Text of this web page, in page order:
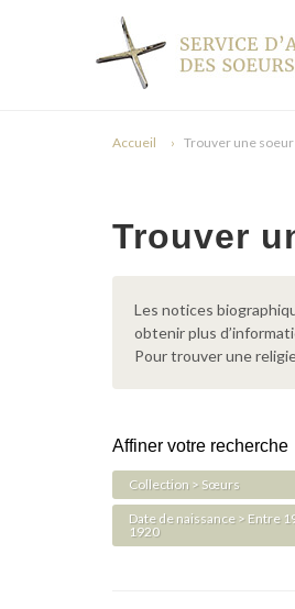
Accueil Trouver une soeur
Trouver
Les notices
obtenir plus
Pour trouver une
Affiner votre recherche
Collection > Sœurs
Date de naissance > Entre
1920